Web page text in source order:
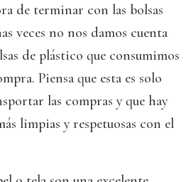
de terminar con las bolsas
veces no nos damos cuenta
de plástico que consumimos
Piensa que esta es solo
las compras y que hay
limpias y respetuosas con el